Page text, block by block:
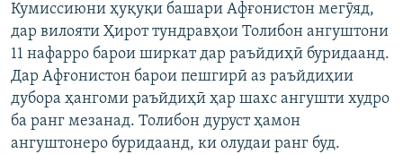
Кумиссиюни ҳуқуқи башари Афғонистон мегӯяд,
дар вилояти Ҳирот тундравҳои Толибон ангуштони
11 нафарро барои ширкат дар раъйдиҳӣ буридаанд.
Дар Афғонистон барои пешгирӣ аз раъйдиҳии
дубора ҳангоми раъйдиҳӣ ҳар шахс ангушти худро
ба ранг мезанад. Толибон дуруст ҳамон
ангуштонеро буридаанд, ки олудаи ранг буд.